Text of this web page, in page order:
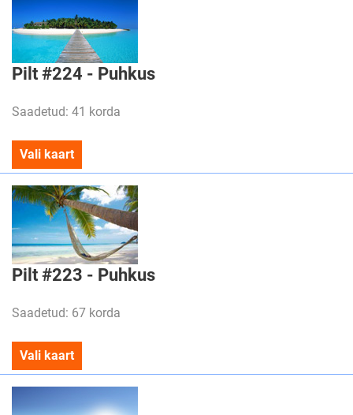
Pilt #224 - Puhkus
Saadetud: 41 korda
Vali kaart
Pilt #223 - Puhkus
Saadetud: 67 korda
Vali kaart